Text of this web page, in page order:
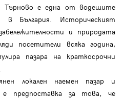
Търново е една от водещите
в България. Историческият
и природата
посетители всяка година,
пазара на краткосрочни
локален наемен пазар и
е предпоставка за това, че